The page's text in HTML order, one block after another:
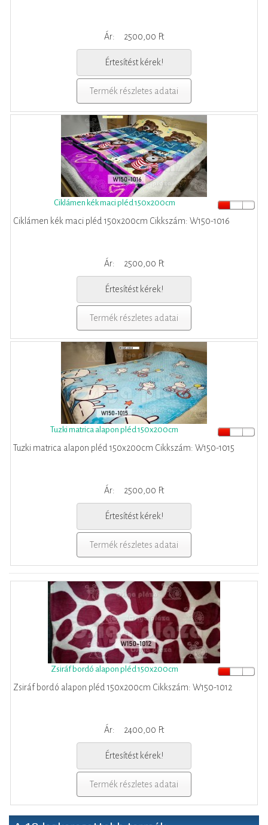
Ár: 2500,00 Ft
Értesítést kérek!
Termék részletes adatai
Ciklámen kék maci pléd 150x200cm
Ciklámen kék maci pléd 150x200cm Cikkszám: W150-1016
Ár: 2500,00 Ft
Értesítést kérek!
Termék részletes adatai
Tuzki matrica alapon pléd 150x200cm
Tuzki matrica alapon pléd 150x200cm Cikkszám: W150-1015
Ár: 2500,00 Ft
Értesítést kérek!
Termék részletes adatai
Zsiráf bordó alapon pléd 150x200cm
Zsiráf bordó alapon pléd 150x200cm Cikkszám: W150-1012
Ár: 2400,00 Ft
Értesítést kérek!
Termék részletes adatai